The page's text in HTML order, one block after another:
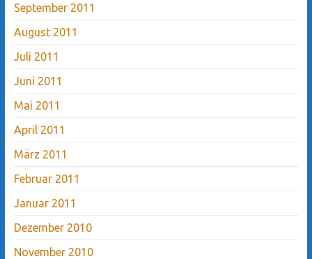
September 2011
August 2011
Juli 2011
Juni 2011
Mai 2011
April 2011
März 2011
Februar 2011
Januar 2011
Dezember 2010
November 2010